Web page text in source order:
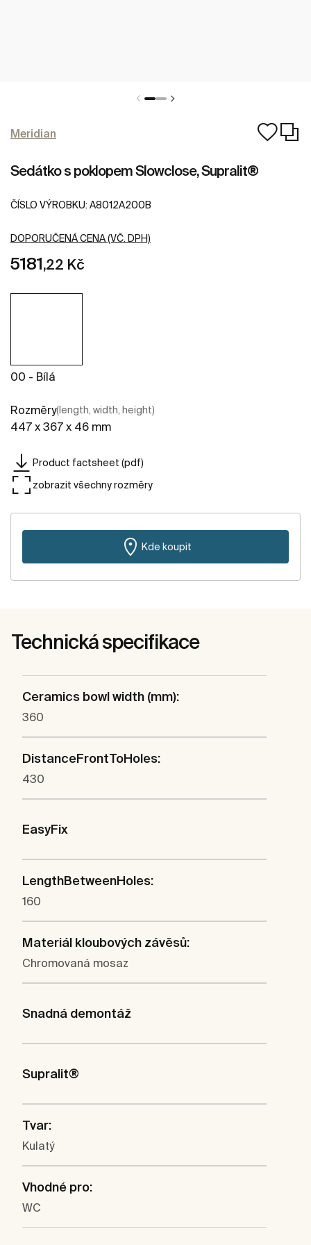
Meridian
Sedátko s poklopem Slowclose, Supralit®
ČÍSLO VÝROBKU: A8012A200B
DOPORUČENÁ CENA (VČ. DPH)
5181,22 Kč
00 - Bílá
Rozměry(length, width, height)
447 x 367 x 46 mm
Product factsheet (pdf)
zobrazit všechny rozměry
Kde koupit
Technická specifikace
Ceramics bowl width (mm):
360
DistanceFrontToHoles:
430
EasyFix
LengthBetweenHoles:
160
Materiál kloubových závěsů:
Chromovaná mosaz
Snadná demontáž
Supralit®
Tvar:
Kulatý
Vhodné pro:
WC